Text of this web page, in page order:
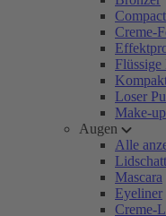
Creme-
Flüssige
Loser
Make-
Augen
Alle
Mascara
Eyeliner
Creme-